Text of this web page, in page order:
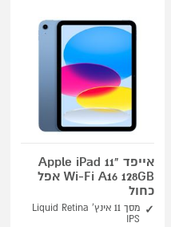
אייפד Apple iPad 11"
Wi-Fi A16 128GB אפל
כחול
מסך 11 אינץ' Liquid Retina
IPS